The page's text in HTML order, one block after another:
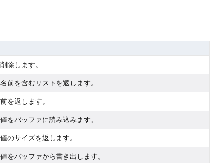
除します。
前を含むリストを返します。
を返します。
をバッファに読み込みます。
のサイズを返します。
をバッファから書き出します。